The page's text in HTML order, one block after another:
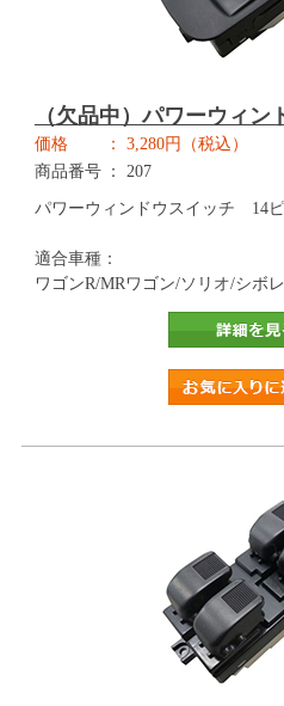
（欠品中）パワーウィ
価格
3,280円（税込）
商品番号
207
パワーウィンドウスイッチ 14
適合車種：
ワゴンR/MRワゴン/ソリオ/シボ